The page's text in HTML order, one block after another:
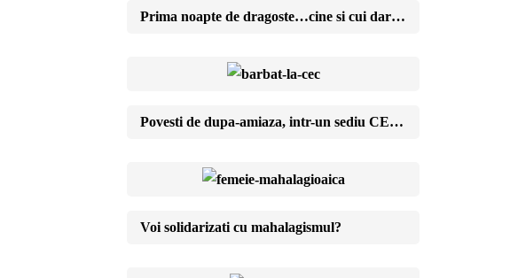
Prima noapte de dragoste…cine si cui daruieste?
Povesti de dupa-amiaza, intr-un sediu CEC de cartier
Voi solidarizati cu mahalagismul?